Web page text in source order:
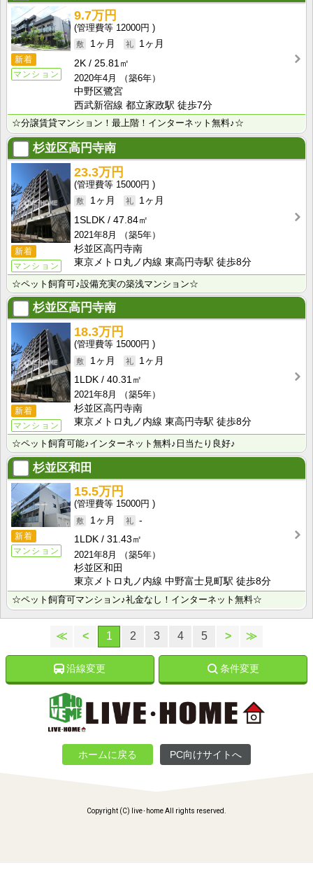
新着
マンション
9.7万円
12000円
1ヶ月
1ヶ月
2K
25.81㎡
2020年4月
（築6年）
中野区鷺宮
西武新宿線 都立家政駅 徒歩7分
☆分譲賃貸マンション！最上階！インターネット無料♪☆
杉並区高円寺南
新着
マンション
23.3万円
15000円
1ヶ月
1ヶ月
1SLDK
47.84㎡
2021年8月
（築5年）
杉並区高円寺南
東京メトロ丸ノ内線 東高円寺駅 徒歩8分
☆ペット飼育可♪設備充実の築浅マンション☆
杉並区高円寺南
新着
マンション
18.3万円
15000円
1ヶ月
1ヶ月
1LDK
40.31㎡
2021年8月
（築5年）
杉並区高円寺南
東京メトロ丸ノ内線 東高円寺駅 徒歩8分
☆ペット飼育可能♪インターネット無料♪日当たり良好♪
杉並区和田
新着
マンション
15.5万円
15000円
1ヶ月
-
1LDK
31.43㎡
2021年8月
（築5年）
杉並区和田
東京メトロ丸ノ内線 中野富士見町駅 徒歩8分
☆ペット飼育可マンション♪礼金なし！インターネット無料☆
≪ < 1 2 3 4 5 > ≫
沿線変更 条件変更
ホームに戻る PC向けサイトへ
Copyright (C) live･home All rights reserved.